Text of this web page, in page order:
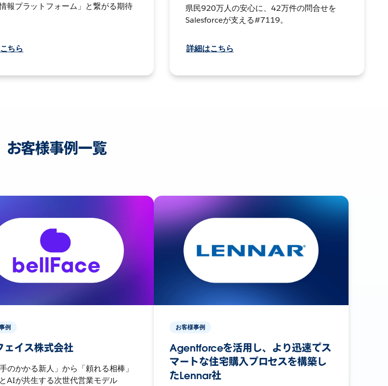
報プラットフォーム」と繋がる期待
ちら
県民920万人の安心に、42万件の問合せを
Salesforceが支える#7119。
詳細はこちら
お客様事例一覧
例
ェイス株式会社
のかかる新人」から「頼れる相棒」
AIが共生する次世代営業モデル
お客様事例
Agentforceを活用し、より迅速でス
マートな住宅購入プロセスを構築し
たLennar社